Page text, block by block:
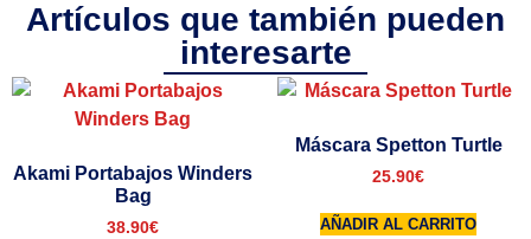
Artículos que también pueden
interesarte
Akami Portabajos Winders
Bag
38.90€
Máscara Spetton Turtle
25.90€
AÑADIR AL CARRITO